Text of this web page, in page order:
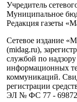
Учредитель
Муниципальное
Редакция газеты
Сетевое издание
(midag.ru),
службой по надзору
информационных
коммуникаций.
регистрации
ЭЛ № ФС 77 - 69872